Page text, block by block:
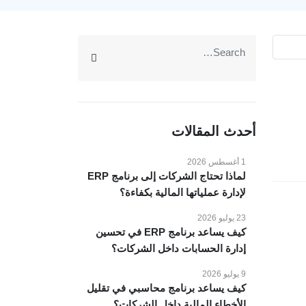
أحدث المقالات
لماذا تحتاج الشركات إلى برنامج ERP
لإدارة عملياتها المالية بكفاءة؟
1 أغسطس 2026
كيف يساعد برنامج ERP في تحسين
إدارة الحسابات داخل الشركات؟
23 يوليو 2026
كيف يساعد برنامج محاسبي في تقليل
9 يوليو 2026